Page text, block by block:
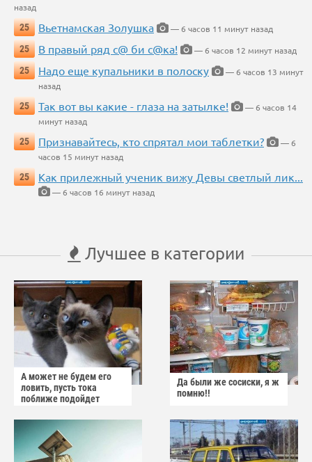
назад
25
Вьетнамская Золушка
— 6 часов 11 минут назад
25
В правый ряд с@ би с@ка!
— 6 часов 12 минут назад
25
Надо еще купальники в полоску
— 6 часов 13 минут
назад
25
Так вот вы какие - глаза на затылке!
— 6 часов 14
минут назад
25
Признавайтесь, кто спрятал мои таблетки?
— 6
часов 15 минут назад
25
Как прилежный ученик вижу Девы светлый лик...
— 6 часов 16 минут назад
Лучшее в категории
А может не будем его
ловить, пусть тока
поближе подойдет
Да были же сосиски, я ж
помню!!